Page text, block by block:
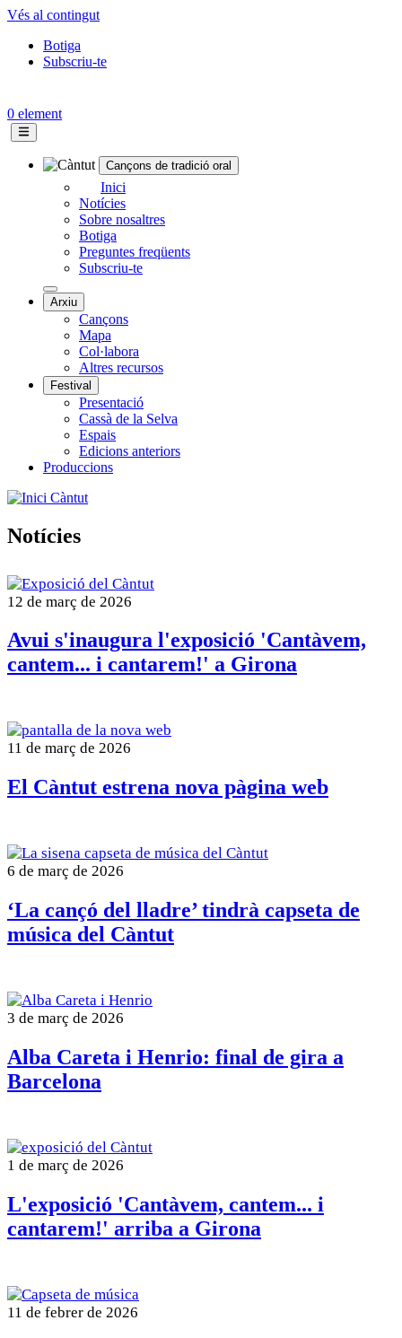
Vés al contingut
Topbar
Botiga
Subscriu-te
0 element
Navegació
principal
Cançons de tradició oral
Inici
Notícies
Sobre nosaltres
Botiga
Preguntes freqüents
Subscriu-te
Arxiu
Cançons
Mapa
Col·labora
Altres recursos
Festival
Presentació
Cassà de la Selva
Espais
Edicions anteriors
Produccions
Càntut
Notícies
12 de març de 2026
Avui s'inaugura l'exposició 'Cantàvem,
cantem... i cantarem!' a Girona
11 de març de 2026
El Càntut estrena nova pàgina web
6 de març de 2026
‘La cançó del lladre’ tindrà capseta de
música del Càntut
3 de març de 2026
Alba Careta i Henrio: final de gira a
Barcelona
1 de març de 2026
L'exposició 'Cantàvem, cantem... i
cantarem!' arriba a Girona
11 de febrer de 2026